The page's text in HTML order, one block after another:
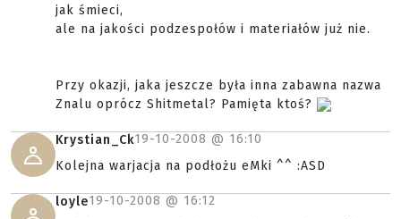
jak śmieci,
ale na jakości podzespołów i materiałów już nie.
Przy okazji, jaka jeszcze była inna zabawna nazwa
Znalu oprócz Shitmetal? Pamięta ktoś?
Krystian_Ck19-10-2008 @ 16:10
Kolejna warjacja na podłożu eMki ^^ :ASD
loyle19-10-2008 @ 16:12